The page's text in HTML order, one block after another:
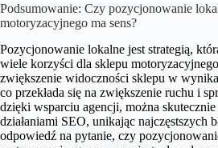
Podsumowanie: Czy pozycjonowanie
motoryzacyjnego ma sens?
Pozycjonowanie lokalne jest strategią,
wiele korzyści dla sklepu
zwiększenie widoczności sklepu w
co przekłada się na zwiększenie ruchu i
dzięki wsparciu agencji, można skutecznie
działaniami SEO, unikając najczęstszych
odpowiedź na pytanie, czy